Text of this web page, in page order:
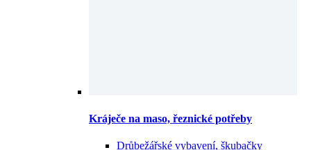
Kráječe na maso, řeznické potřeby
Drůbežářské vybavení, škubačky